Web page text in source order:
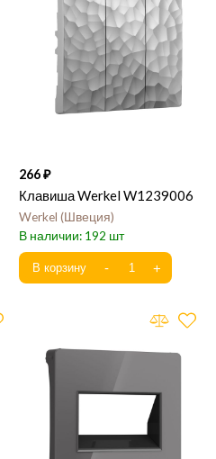
266
Клавиша Werkel W1239006
Werkel Швеция
192